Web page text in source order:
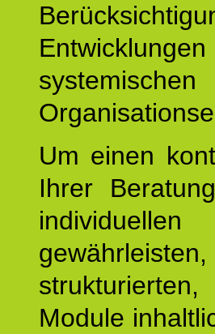
Um einen
Ihrer
Module